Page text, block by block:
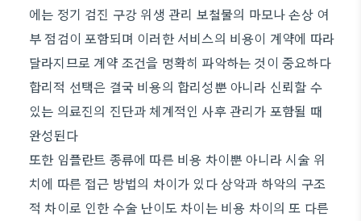
에는 정기 검진 구강 위생 관리 보철물의 마모나 손상 여
부 점검이 포함되며 이러한 서비스의 비용이 계약에 따라
달라지므로 계약 조건을 명확히 파악하는 것이 중요하다
합리적 선택은 결국 비용의 합리성뿐 아니라 신뢰할 수
있는 의료진의 진단과 체계적인 사후 관리가 포함될 때
완성된다
또한 임플란트 종류에 따른 비용 차이뿐 아니라 시술 위
치에 따른 접근 방법의 차이가 있다 상악과 하악의 구조
적 차이로 인한 수술 난이도 차이는 비용 차이의 또 다른